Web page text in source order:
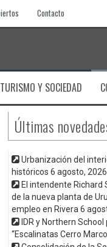
Contacto
TURISMO Y SOCIEDAD
Últimas
Urbanización del
históricos 6 agosto, 2026
El intendente
de la nueva planta de
empleo en Rivera 6
IDR y Northern
“Escalinatas Cerro